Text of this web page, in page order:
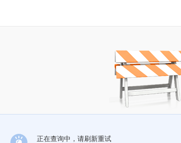
正在查询中，请刷新重试